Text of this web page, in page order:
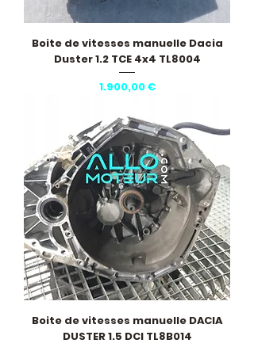
Boite de vitesses manuelle Dacia
Duster 1.2 TCE 4x4 TL8004
Pris
1.900,00 €
Boite de vitesses manuelle DACIA
DUSTER 1.5 DCI TL8B014